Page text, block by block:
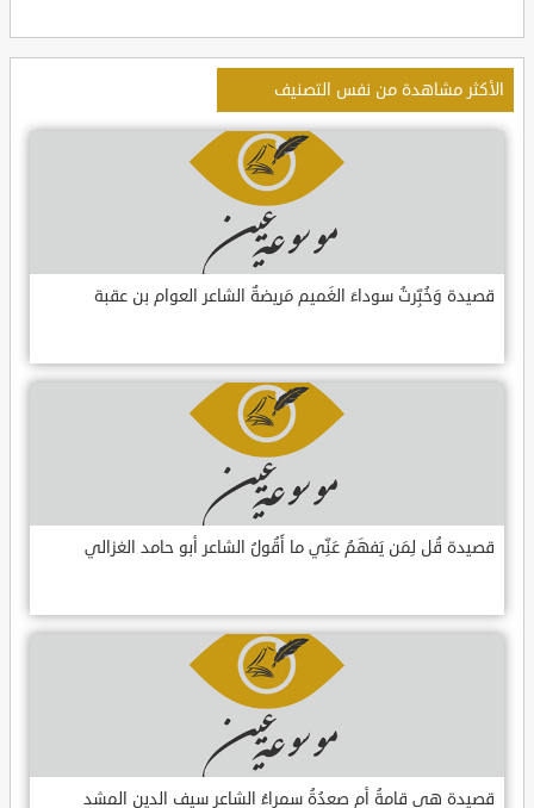
الأكثر مشاهدة من نفس التصنيف
قصيدة وَخُبِّرتُ سوداءَ الغَميم مَريضةٌ الشاعر العوام بن عقبة
قصيدة قُل لِمَن يَفهَمُ عَنِّي ما أَقُولُ الشاعر أبو حامد الغزالي
قصيدة هي قامةُ أم صعدُةُ سمراءُ الشاعر سيف الدين المشد